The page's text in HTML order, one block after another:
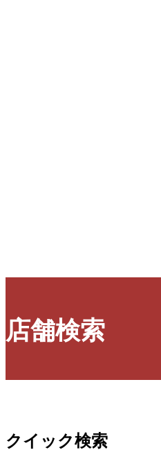
店舗検索
クイック検索